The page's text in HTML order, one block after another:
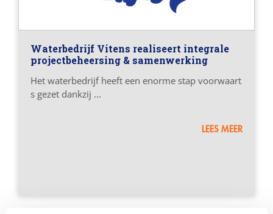
Waterbedrijf Vitens realiseert integrale
projectbeheersing & samenwerking
Het waterbedrijf heeft een enorme stap voorwaart
s gezet dankzij ...
LEES MEER